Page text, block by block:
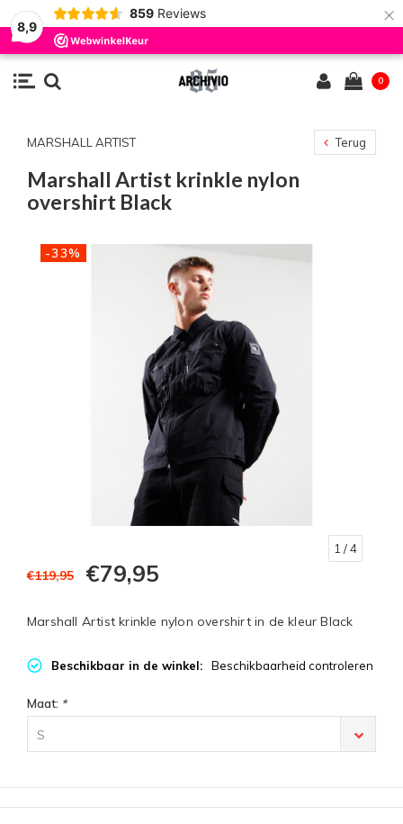
8,9
859 Reviews ×
0
MARSHALL ARTIST Terug
Marshall Artist krinkle nylon
overshirt Black
-33%
1 / 4
€119,95 €79,95
Marshall Artist krinkle nylon overshirt in de kleur Black
Beschikbaar in de winkel: Beschikbaarheid controleren
Maat: *
S